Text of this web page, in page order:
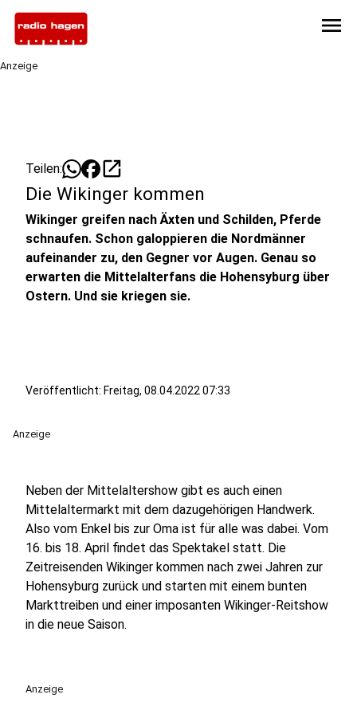
menu
Anzeige
Teilen: open_in_new
Die Wikinger kommen
Wikinger greifen nach Äxten und Schilden, Pferde
schnaufen. Schon galoppieren die Nordmänner
aufeinander zu, den Gegner vor Augen. Genau so
erwarten die Mittelalterfans die Hohensyburg über
Ostern. Und sie kriegen sie.
Veröffentlicht: Freitag, 08.04.2022 07:33
Anzeige
Neben der Mittelaltershow gibt es auch einen
Mittelaltermarkt mit dem dazugehörigen Handwerk.
Also vom Enkel bis zur Oma ist für alle was dabei. Vom
16. bis 18. April findet das Spektakel statt. Die
Zeitreisenden Wikinger kommen nach zwei Jahren zur
Hohensyburg zurück und starten mit einem bunten
Markttreiben und einer imposanten Wikinger-Reitshow
in die neue Saison.
Anzeige